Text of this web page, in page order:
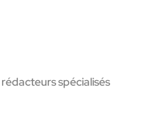
spécialisés